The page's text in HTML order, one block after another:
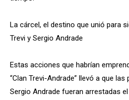
La cárcel, el destino que unió para
Trevi y Sergio Andrade
Estas acciones que habrían
“Clan Trevi-Andrade” llevó a que
Sergio Andrade fueran arrestadas